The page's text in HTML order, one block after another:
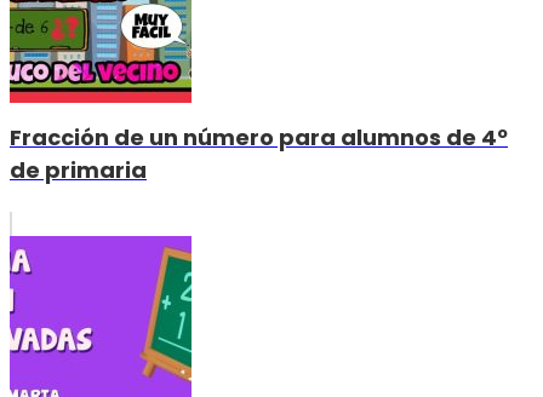
Fracción de un número para alumnos de 4º
de primaria